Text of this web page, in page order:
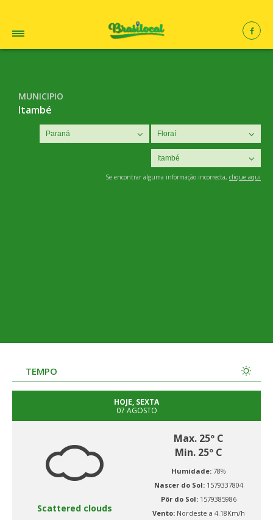
MUNICIPIO
Itambé
Se encontrar alguma informação incorrecta, clique aqui
TEMPO
HOJE, SEXTA
07 AGOSTO
Scattered clouds
Max. 25º C
Min. 25º C
Humidade: 78%
Nascer do Sol: 1579337804
Pôr do Sol: 1579385986
Vento: Nordeste a 4.18Km/h